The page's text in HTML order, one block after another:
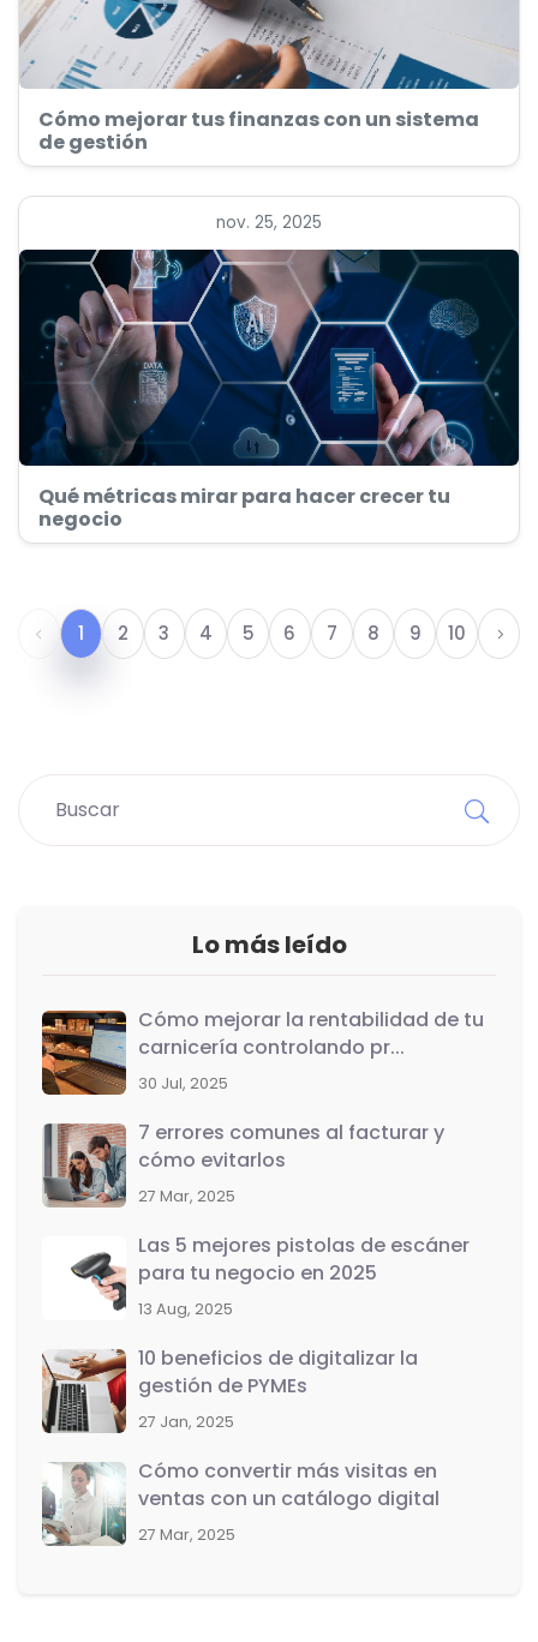
Cómo mejorar tus finanzas con un sistema
de gestión
nov. 25, 2025
Qué métricas mirar para hacer crecer tu
negocio
1 2 3 4 5 6 7 8 9 10
Lo más leído
Cómo mejorar la rentabilidad de tu
carnicería controlando pr...
30 Jul, 2025
7 errores comunes al facturar y
cómo evitarlos
27 Mar, 2025
Las 5 mejores pistolas de escáner
para tu negocio en 2025
13 Aug, 2025
10 beneficios de digitalizar la
gestión de PYMEs
27 Jan, 2025
Cómo convertir más visitas en
ventas con un catálogo digital
27 Mar, 2025